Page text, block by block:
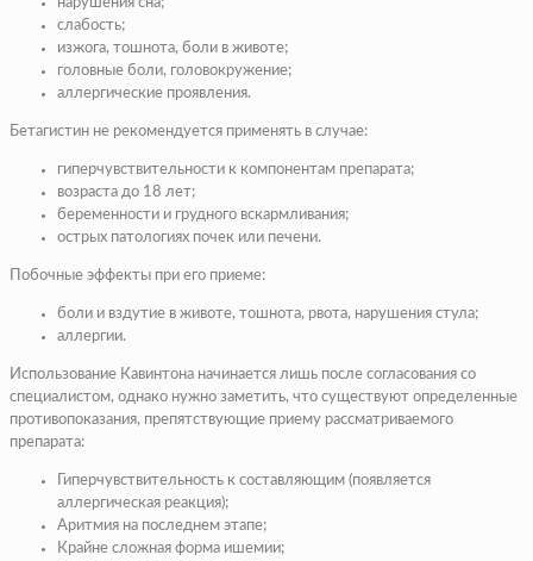
нарушения сна;
слабость;
изжога, тошнота, боли в животе;
головные боли, головокружение;
аллергические проявления.
Бетагистин не рекомендуется применять в случае:
гиперчувствительности к компонентам препарата;
возраста до 18 лет;
беременности и грудного вскармливания;
острых патологиях почек или печени.
Побочные эффекты при его приеме:
боли и вздутие в животе, тошнота, рвота, нарушения стула;
аллергии.
Использование Кавинтона начинается лишь после согласования со
специалистом, однако нужно заметить, что существуют определенные
противопоказания, препятствующие приему рассматриваемого
препарата:
Гиперчувствительность к составляющим (появляется
аллергическая реакция);
Аритмия на последнем этапе;
Крайне сложная форма ишемии;